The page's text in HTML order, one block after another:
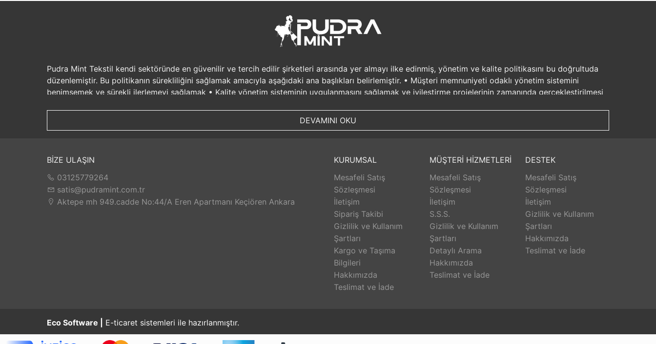
Pudra Mint Tekstil kendi sektöründe en güvenilir ve tercih edilir şirketleri arasında yer almayı ilke edinmiş, yönetim ve kalite politikasını bu doğrultuda
düzenlemiştir. Bu politikanın sürekliliğini sağlamak amacıyla aşağıdaki ana başlıkları belirlemiştir. • Müşteri memnuniyeti odaklı yönetim sistemini
benimsemek ve sürekli ilerlemeyi sağlamak • Kalite yönetim sisteminin uygulanmasını sağlamak ve iyileştirme projelerinin zamanında gerçekleştirilmesi
söz sahibi sanayi kuruluşları arasında tanınırlığı arttırmak • Sürekli gelişimi sağlamak ve bunu yaparken insana ve çevreye saygılı olmak • Çalışanlarının
DEVAMINI OKU
BİZE ULAŞIN
03125779264
satis@pudramint.com.tr
Aktepe mh 949.cadde No:44/A Eren Apartmanı Keçiören Ankara
KURUMSAL
Mesafeli Satış
Sözleşmesi
İletişim
Sipariş Takibi
Gizlilik ve Kullanım
Şartları
Kargo ve Taşıma
Bilgileri
Hakkımızda
Teslimat ve İade
MÜŞTERİ HİZMETLERİ
Mesafeli Satış
Sözleşmesi
İletişim
S.S.S.
Gizlilik ve Kullanım
Şartları
Detaylı Arama
Hakkımızda
Teslimat ve İade
DESTEK
Mesafeli Satış
Sözleşmesi
İletişim
Gizlilik ve Kullanım
Şartları
Hakkımızda
Teslimat ve İade
Eco Software | E-ticaret sistemleri ile hazırlanmıştır.